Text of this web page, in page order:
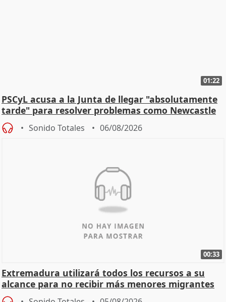
01:22
PSCyL acusa a la Junta de llegar "absolutamente
tarde" para resolver problemas como Newcastle
Sonido Totales 06/08/2026
00:33
Extremadura utilizará todos los recursos a su
alcance para no recibir más menores migrantes